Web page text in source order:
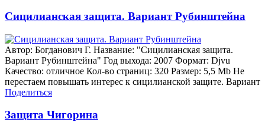
Сицилианская защита. Вариант Рубинштейна
Автор: Богданович Г. Название: "Сицилианская защита.
Вариант Рубинштейна" Год выхода: 2007 Формат: Djvu
Качество: отличное Кол-во страниц: 320 Размер: 5,5 Mb Не
перестаем повышать интерес к сицилианской защите. Вариант
Поделиться
Защита Чигорина